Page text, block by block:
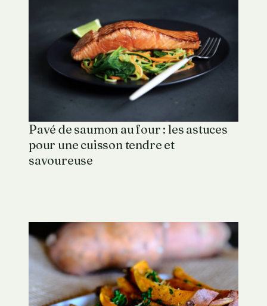
Pavé de saumon au four : les astuces
pour une cuisson tendre et
savoureuse